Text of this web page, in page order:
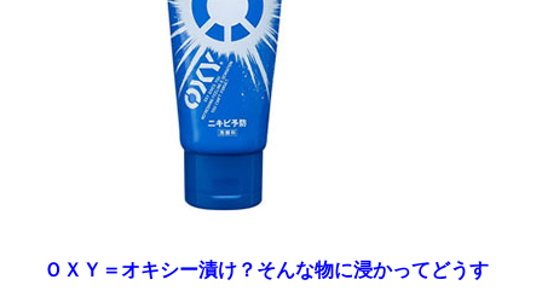
ＯＸＹ＝オキシー漬け？そんな物に浸かってどうす